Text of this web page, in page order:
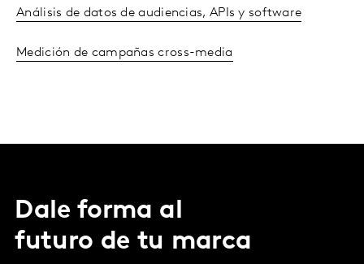
Análisis de datos de audiencias, APIs y software
Medición de campañas cross-media
Dale forma al
futuro de tu marca